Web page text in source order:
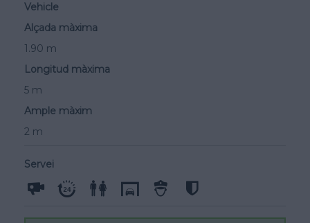
Vehicle
Alçada màxima
1.90 m
Longitud màxima
5 m
Ample màxim
2 m
Servei